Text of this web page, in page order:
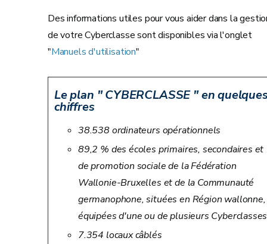
Des informations utiles pour vous aider dans la
de votre Cyberclasse sont disponibles via l'onglet
"Manuels d'utilisation"
Le plan " CYBERCLASSE " en
chiffres
38.538 ordinateurs opérationnels
89,2 % des écoles primaires, secondaires et
de promotion sociale de la Fédération
Wallonie-Bruxelles et de la Communauté
germanophone, situées en Région wallonne,
équipées d'une ou de plusieurs
7.354 locaux câblés